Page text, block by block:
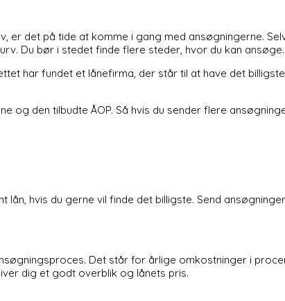
er det på tide at komme i gang med ansøgningerne.
Du bør i stedet finde flere steder, hvor du kan ansøge.
har fundet et lånefirma, der står til at have det
og den tilbudte ÅOP. Så hvis du sender flere
hvis du gerne vil finde det billigste. Send
Det står for årlige omkostninger i
dig et godt overblik og lånets pris.